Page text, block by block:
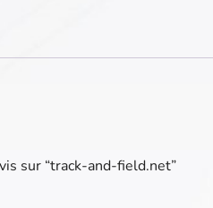
sur “track-and-field.net”